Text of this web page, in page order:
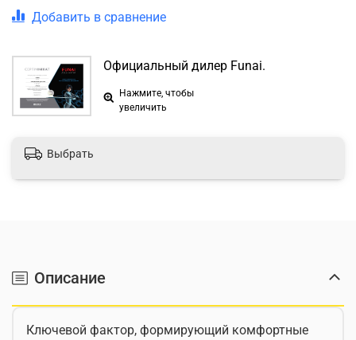
Добавить в сравнение
Официальный дилер Funai.
Нажмите, чтобы
увеличить
Выбрать
Описание
Ключевой фактор, формирующий комфортные